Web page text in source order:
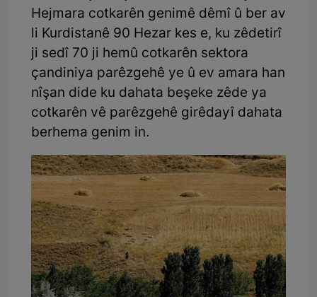
Hejmara cotkarên genimê dêmî û ber av
li Kurdistanê 90 Hezar kes e, ku zêdetirî
ji sedî 70 ji hemû cotkarên sektora
çandiniya parêzgehê ye û ev amara han
nîşan dide ku dahata beşeke zêde ya
cotkarên vê parêzgehê girêdayî dahata
berhema genim in.